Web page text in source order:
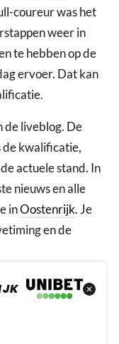
coureur was het
weer in
te hebben op de
ervoer. Dat kan
de liveblog. De
kwalificatie,
actuele stand. In
nieuws en alle
inOostenrijk. Je
en de